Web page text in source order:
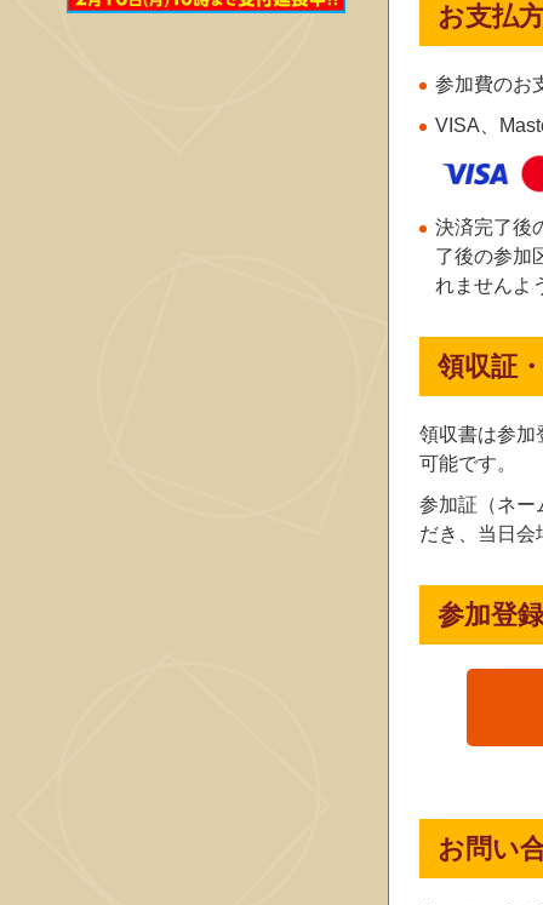
お支払
参加費のお
VISA、
決済完了後
了後の参加
れませんよ
領収証
領収書は参加
可能です。
参加証（ネー
だき、当日会
参加登録
お問い